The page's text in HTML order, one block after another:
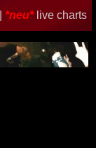
*neu* live charts